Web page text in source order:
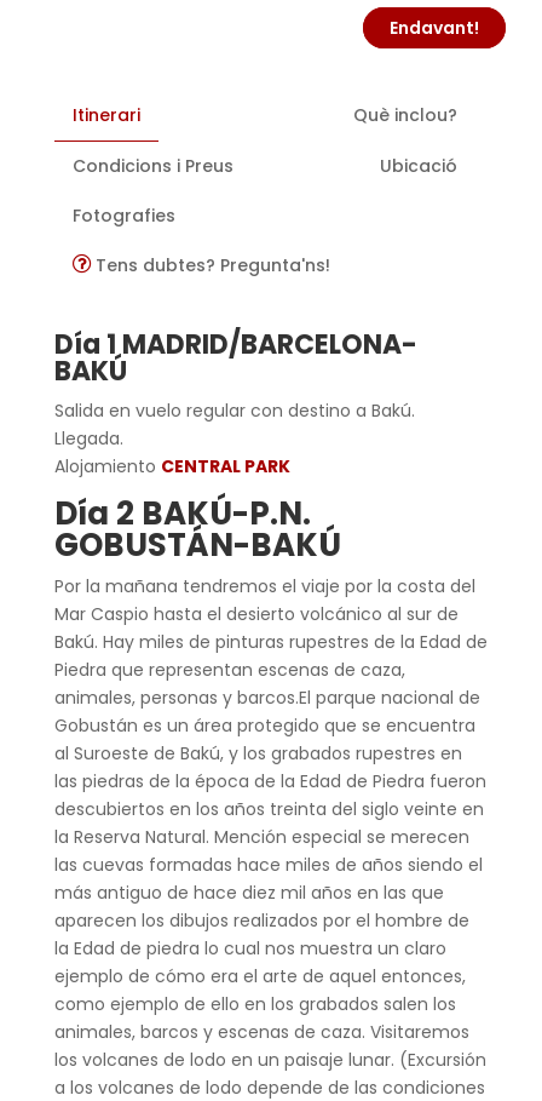
Endavant!
Itinerari Què inclou?
Condicions i Preus Ubicació
Fotografies
Tens dubtes? Pregunta'ns!
Día 1 MADRID/BARCELONA-
BAKÚ
Salida en vuelo regular con destino a Bakú.
Llegada.
Alojamiento CENTRAL PARK
Día 2 BAKÚ-P.N.
GOBUSTÁN-BAKÚ
Por la mañana tendremos el viaje por la costa del
Mar Caspio hasta el desierto volcánico al sur de
Bakú. Hay miles de pinturas rupestres de la Edad de
Piedra que representan escenas de caza,
animales, personas y barcos.El parque nacional de
Gobustán es un área protegido que se encuentra
al Suroeste de Bakú, y los grabados rupestres en
las piedras de la época de la Edad de Piedra fueron
descubiertos en los años treinta del siglo veinte en
la Reserva Natural. Mención especial se merecen
las cuevas formadas hace miles de años siendo el
más antiguo de hace diez mil años en las que
aparecen los dibujos realizados por el hombre de
la Edad de piedra lo cual nos muestra un claro
ejemplo de cómo era el arte de aquel entonces,
como ejemplo de ello en los grabados salen los
animales, barcos y escenas de caza. Visitaremos
los volcanes de lodo en un paisaje lunar. (Excursión
a los volcanes de lodo depende de las condiciones